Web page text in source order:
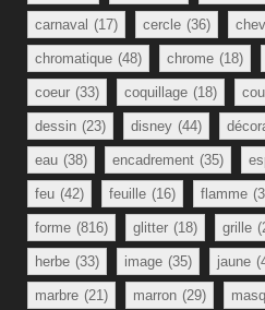
carnaval (17) cercle (36)
chromatique (48) chrome (18)
coeur (33) coquillage (18)
dessin (23) disney (44)
eau (38) encadrement (35)
feu (42) feuille (16) flamme
forme (816) glitter (18) grille
herbe (33) image (35) jaune
marbre (21) marron (29)